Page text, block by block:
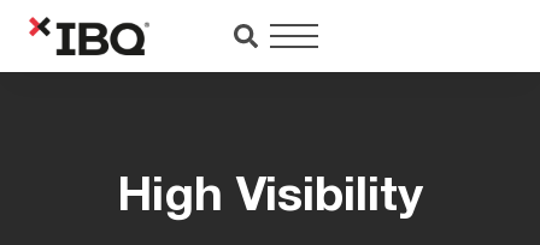
Saltar
contenido
High Visibility